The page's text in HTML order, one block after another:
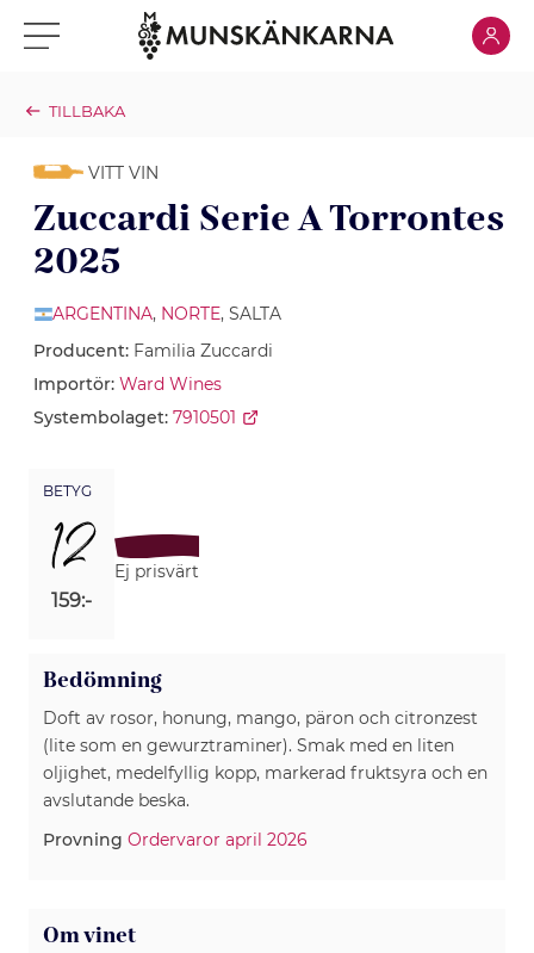
Klicka för meny Klicka
TILLBAKA
VITT VIN
Zuccardi Serie A Torrontes
2025
ARGENTINA, NORTE, SALTA
Producent: Familia Zuccardi
Importör: Ward Wines
Systembolaget: 7910501
BETYG
12
159:-
Ej prisvärt
Bedömning
Doft av rosor, honung, mango, päron och citronzest
(lite som en gewurztraminer). Smak med en liten
oljighet, medelfyllig kopp, markerad fruktsyra och en
avslutande beska.
Provning Ordervaror april 2026
Om vinet